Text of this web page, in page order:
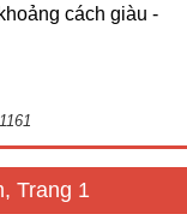
cách giàu -
1161
Trang 1